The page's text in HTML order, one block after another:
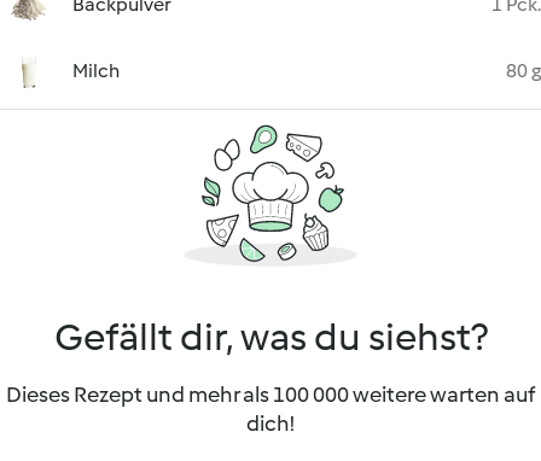
Milch 80 g
Gefällt dir, was du siehst?
Dieses Rezept und mehr als 100 000 weitere warten auf
dich!